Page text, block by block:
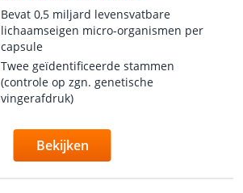
Bevat 0,5 miljard levensvatbare
lichaamseigen micro-organismen per
capsule
Twee geïdentificeerde stammen
(controle op zgn. genetische
vingerafdruk)
Bekijken